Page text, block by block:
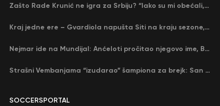
SOCCERSPORTAL
Zašto Rade Krunić ne igra za Srbiju? “Iako su mi obećali, niko me nije zvao…”
Kraj jedne ere – Gvardiola napušta Siti na kraju sezone, menja ga njegov nekadašnji rival
Nejmar ide na Mundijal: Anćeloti pročitao njegovo ime, Brazil u delirijumu (VIDEO)
Strašni Vembanjama “izudarao” šampiona za brejk: San Antonio poveo protiv Oklahome